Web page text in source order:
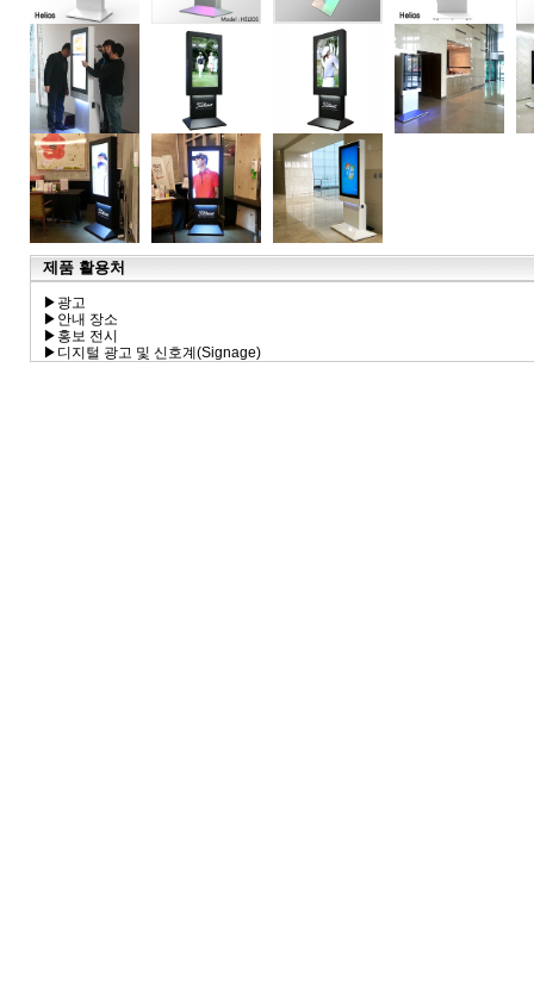
제품 활용처
▶광고
▶안내 장소
▶홍보 전시
▶디지털 광고 및 신호계(Signage)